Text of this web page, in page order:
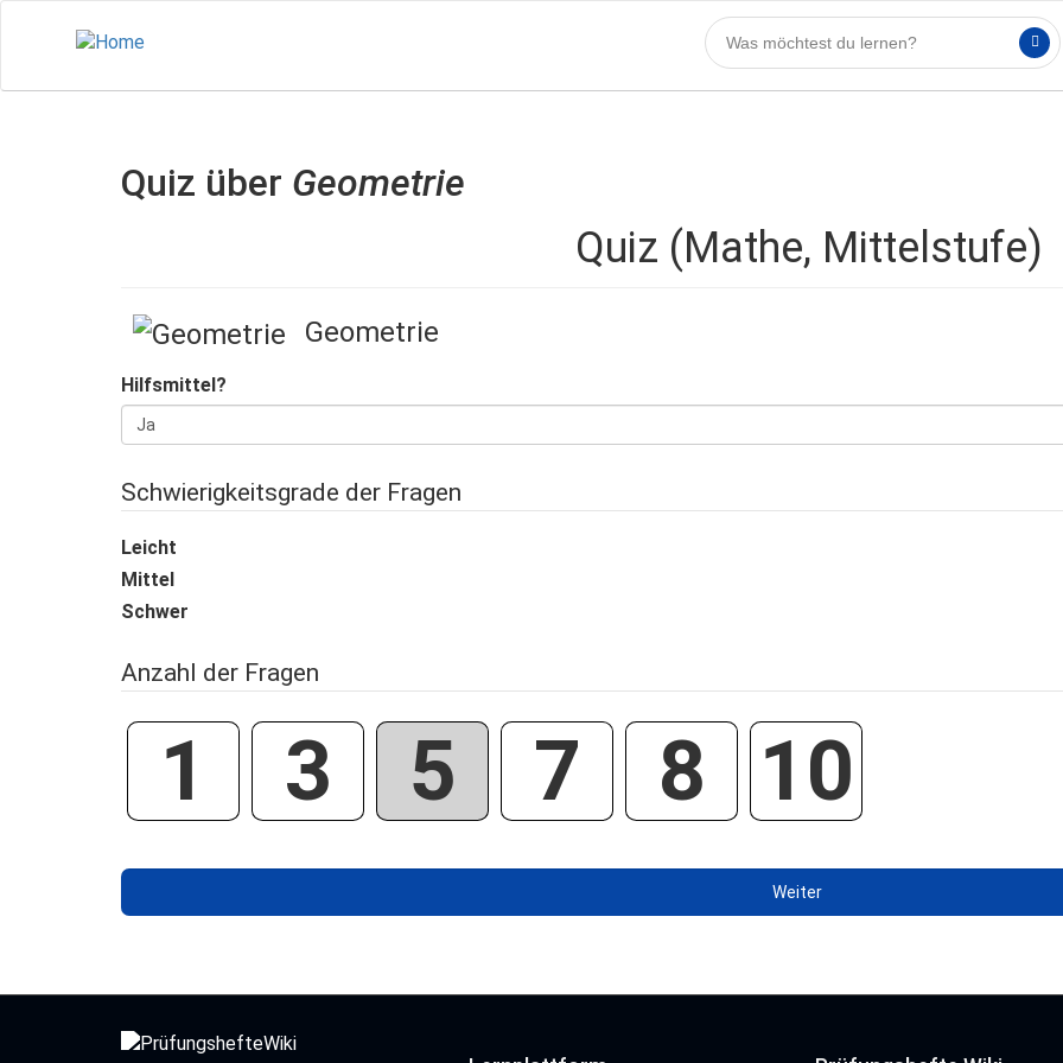
Quiz über Geometrie
Quiz (Mathe, Mittelstufe)
Geometrie
Hilfsmittel?
Schwierigkeitsgrade der Fragen
Leicht
Mittel
Schwer
Anzahl der Fragen
1 3 5 7 8 10